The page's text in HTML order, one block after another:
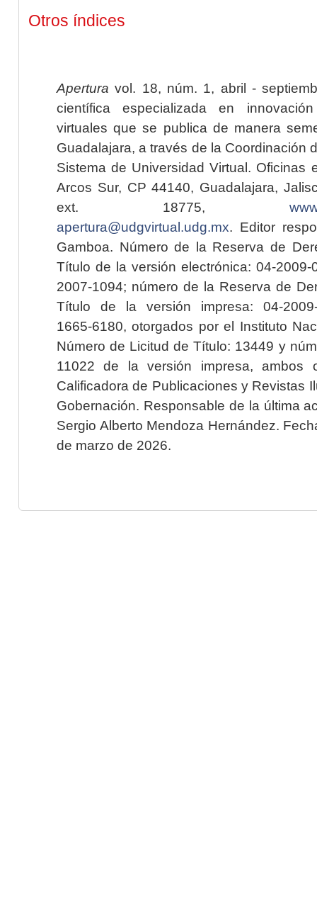
Otros índices
Apertura vol. 18, núm. 1, abril -
científica especializada en
virtuales que se publica de manera
Guadalajara, a través de la Coordinación
Sistema de Universidad Virtual. Oficinas
Arcos Sur, CP 44140, Guadalajara,
ext. 18775,
apertura@udgvirtual.udg.mx. Editor
Gamboa. Número de la Reserva de
Título de la versión electrónica: 04-2009-
2007-1094; número de la Reserva de
Título de la versión impresa: 04-2009-
1665-6180, otorgados por el Instituto
Número de Licitud de Título: 13449 y
11022 de la versión impresa, ambos
Calificadora de Publicaciones y Revistas
Gobernación. Responsable de la última
Sergio Alberto Mendoza Hernández.
de marzo de 2026.